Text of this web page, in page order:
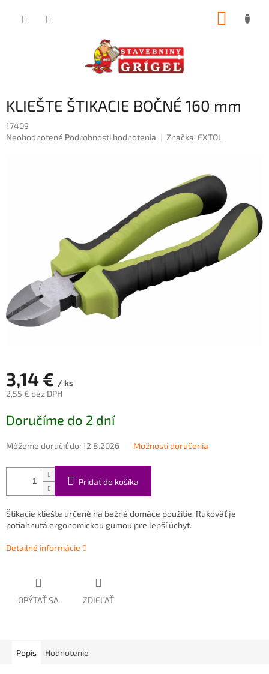
KLIEŠTE ŠTIKACIE BOČNÉ 160 mm
17409
Priemerné
Neohodnotené Podrobnosti hodnotenia Značka: EXTOL
3,14 € / ks
2,55 € bez DPH
cena:
Doručíme do 2 dní
Môžeme doručiť do:12.8.2026 Možnosti doručenia
Pridať do košíka
Štikacie kliešte určené na bežné domáce použitie. Rukoväť je
potiahnutá ergonomickou gumou pre lepší úchyt.
Detailné informácie
OPÝTAŤ SA ZDIEĽAŤ
Popis Hodnotenie